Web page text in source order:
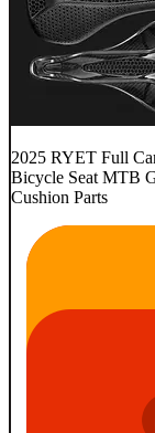
2025 RYET Full
Bicycle Seat MTB
Cushion Parts